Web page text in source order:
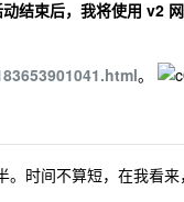
结束后，我将使用 v2
。
时间不算短，在我看来